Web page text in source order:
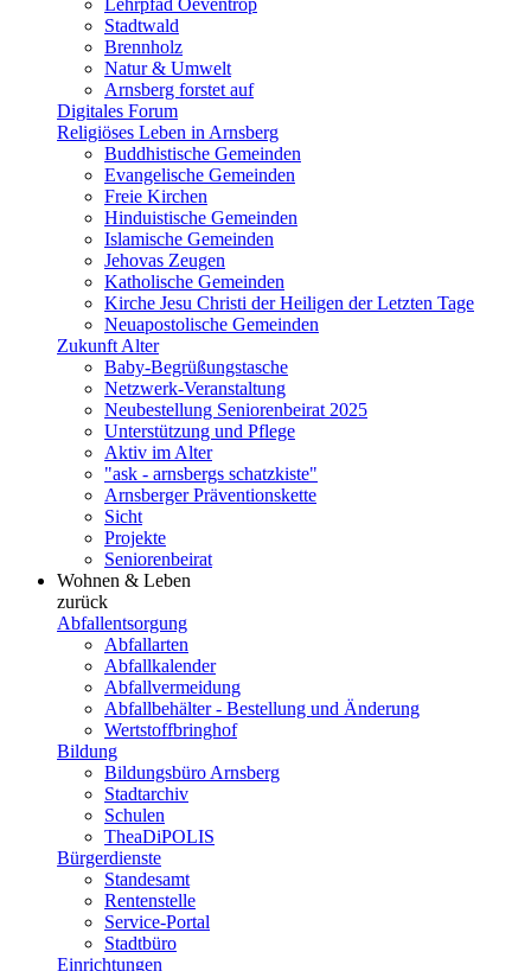
Lehrpfad Oeventrop
Stadtwald
Brennholz
Natur & Umwelt
Arnsberg forstet auf
Digitales Forum
Religiöses Leben in Arnsberg
Buddhistische Gemeinden
Evangelische Gemeinden
Freie Kirchen
Hinduistische Gemeinden
Islamische Gemeinden
Jehovas Zeugen
Katholische Gemeinden
Kirche Jesu Christi der Heiligen der Letzten Tage
Neuapostolische Gemeinden
Zukunft Alter
Baby-Begrüßungstasche
Netzwerk-Veranstaltung
Neubestellung Seniorenbeirat 2025
Unterstützung und Pflege
Aktiv im Alter
"ask - arnsbergs schatzkiste"
Arnsberger Präventionskette
Sicht
Projekte
Seniorenbeirat
Wohnen & Leben
zurück
Abfallentsorgung
Abfallarten
Abfallkalender
Abfallvermeidung
Abfallbehälter - Bestellung und Änderung
Wertstoffbringhof
Bildung
Bildungsbüro Arnsberg
Stadtarchiv
Schulen
TheaDiPOLIS
Bürgerdienste
Standesamt
Rentenstelle
Service-Portal
Stadtbüro
Einrichtungen